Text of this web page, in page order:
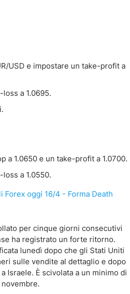
USD e impostare un take-profit a
a 1.0695.
a 1.0650 e un take-profit a 1.0700.
a 1.0550.
per cinque giorni consecutivi
ha registrato un forte ritorno.
lunedì dopo che gli Stati Uniti
sulle vendite al dettaglio e dopo
Israele. È scivolata a un minimo di